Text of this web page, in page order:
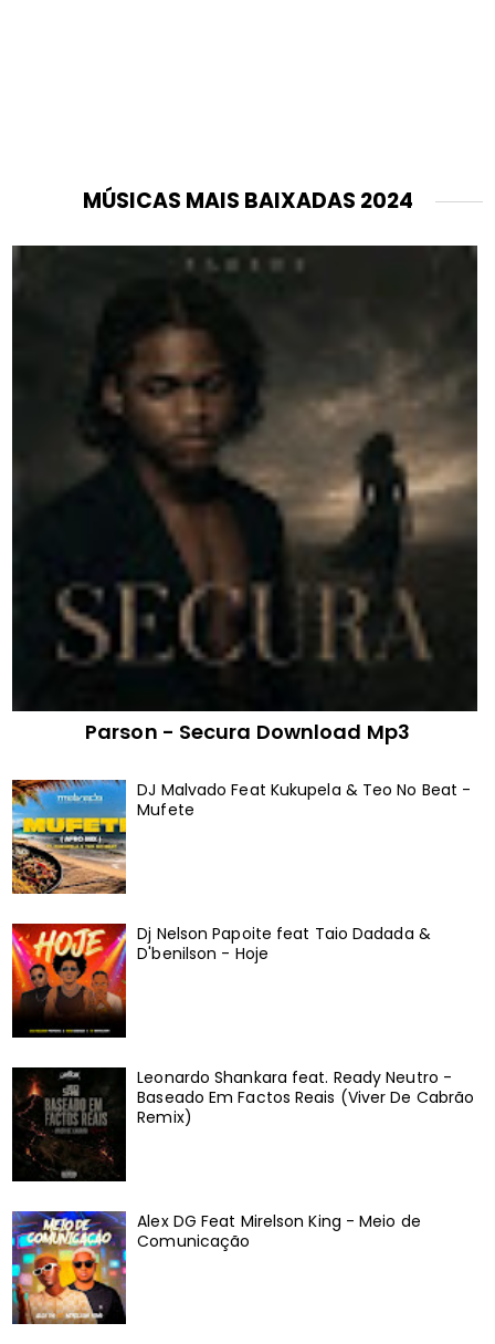
MÚSICAS MAIS BAIXADAS 2024
Parson - Secura Download Mp3
DJ Malvado Feat Kukupela & Teo No Beat -
Mufete
Dj Nelson Papoite feat Taio Dadada &
D'benilson - Hoje
Leonardo Shankara feat. Ready Neutro -
Baseado Em Factos Reais (Viver De Cabrão
Remix)
Alex DG Feat Mirelson King - Meio de
Comunicação